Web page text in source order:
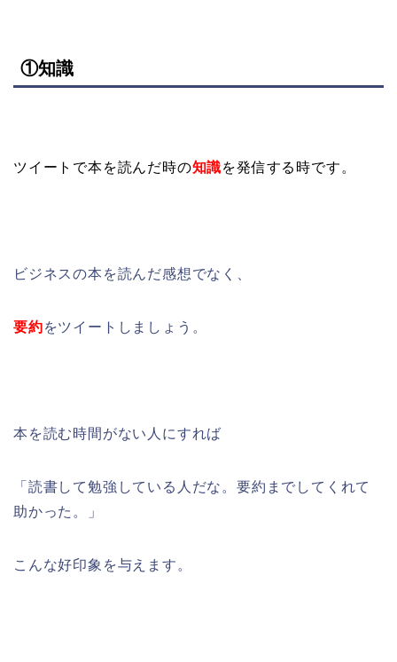
①知識
ツイートで本を読んだ時の知識を発信する時です。
ビジネスの本を読んだ感想でなく、
要約をツイートしましょう。
本を読む時間がない人にすれば
「読書して勉強している人だな。要約までしてくれて
助かった。」
こんな好印象を与えます。